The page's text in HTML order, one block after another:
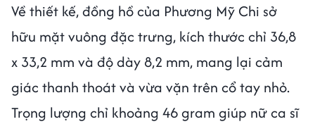
Về thiết kế, đồng hồ của Phương Mỹ Chi sở
hữu mặt vuông đặc trưng, kích thước chỉ 36,8
x 33,2 mm và độ dày 8,2 mm, mang lại cảm
giác thanh thoát và vừa vặn trên cổ tay nhỏ.
Trọng lượng chỉ khoảng 46 gram giúp nữ ca sĩ